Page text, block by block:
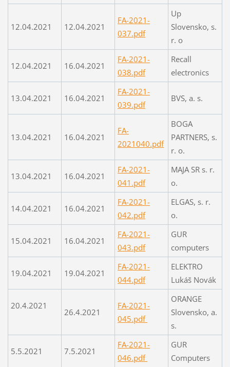
12.04.2021 12.04.2021
FA-2021-
037.pdf
Up
Slovensko, s.
r. o
12.04.2021 16.04.2021
FA-2021-
038.pdf
Recall
electronics
13.04.2021 16.04.2021
FA-2021-
039.pdf
BVS, a. s.
13.04.2021 16.04.2021
FA-
2021040.pdf
BOGA
PARTNERS, s.
r. o.
13.04.2021 16.04.2021
FA-2021-
041.pdf
MAJA SR s. r.
o.
14.04.2021 16.04.2021
FA-2021-
042.pdf
ELGAS, s. r.
o.
15.04.2021 16.04.2021
FA-2021-
043.pdf
GUR
computers
19.04.2021 19.04.2021
FA-2021-
044.pdf
ELEKTRO
Lukáš Novák
20.4.2021
26.4.2021
FA-2021-
045.pdf
ORANGE
Slovensko, a.
s.
5.5.2021 7.5.2021
FA-2021-
046.pdf
GUR
Computers